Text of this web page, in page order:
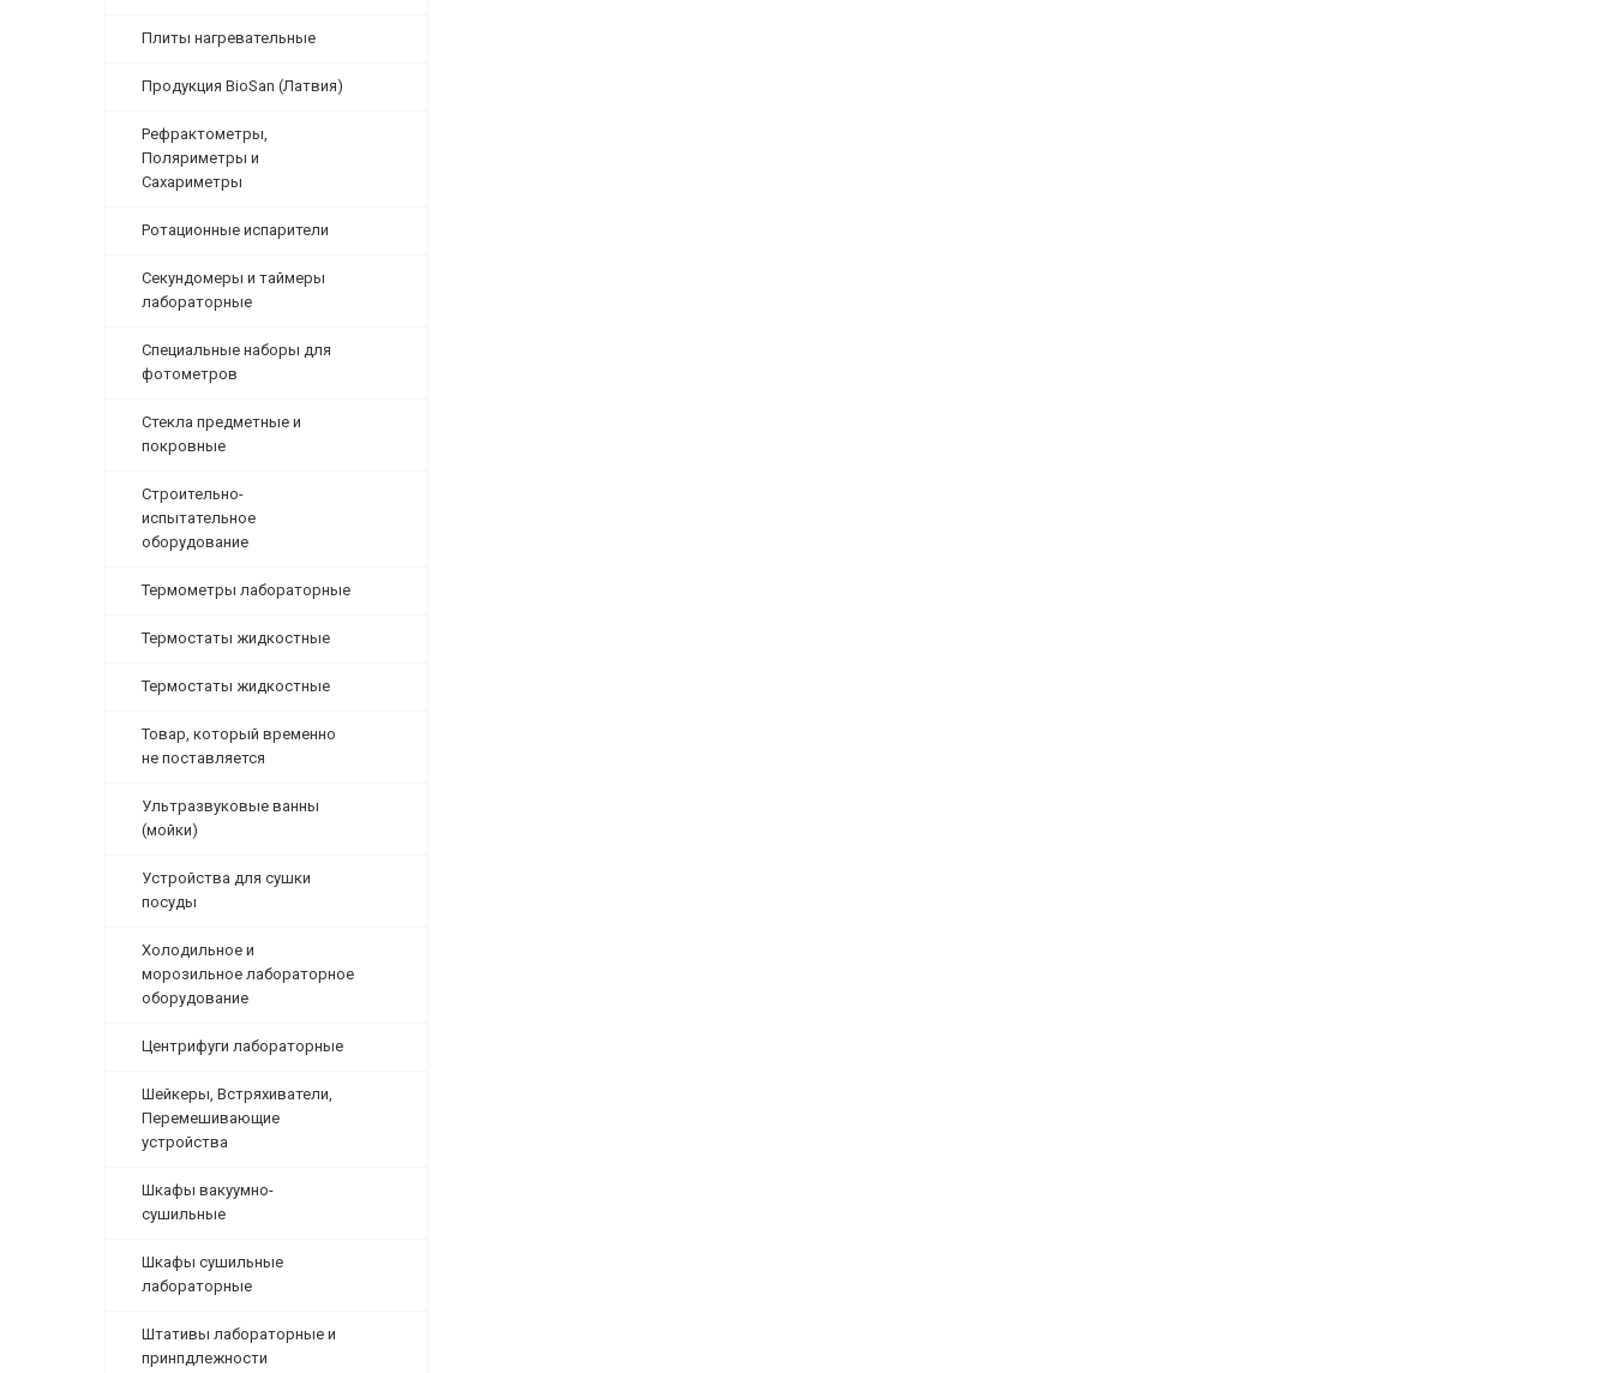
Плиты нагревательные
Продукция BioSan (Латвия)
Рефрактометры,
Поляриметры и
Сахариметры
Ротационные испарители
Секундомеры и таймеры
лабораторные
Специальные наборы для
фотометров
Стекла предметные и
покровные
Строительно-
испытательное
оборудование
Термометры лабораторные
Термостаты жидкостные
Термостаты жидкостные
Товар, который временно
не поставляется
Ультразвуковые ванны
(мойки)
Устройства для сушки
посуды
Холодильное и
морозильное лабораторное
оборудование
Центрифуги лабораторные
Шейкеры, Встряхиватели,
Перемешивающие
устройства
Шкафы вакуумно-
сушильные
Шкафы сушильные
лабораторные
Штативы лабораторные и
принпдлежности